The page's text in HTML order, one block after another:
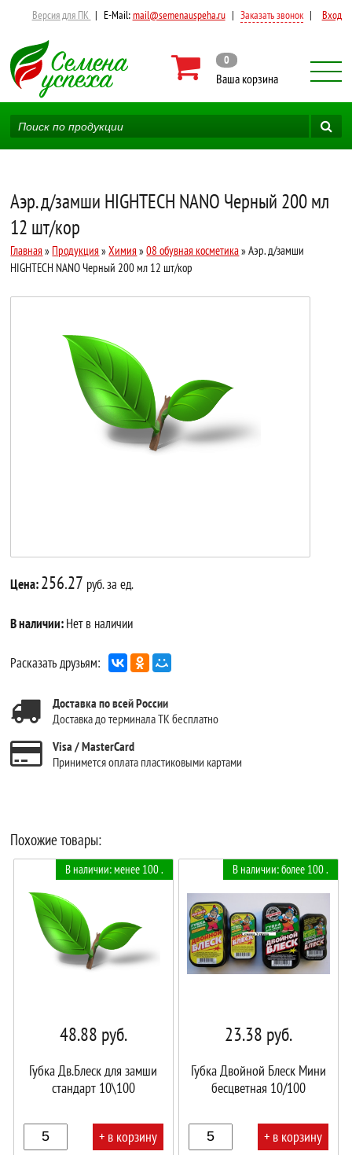
Версия для ПК | E-Mail:mail@semenauspeha.ru | Заказать звонок | Вход
0
Ваша корзина
Аэр. д/замши HIGHTECH NANO Черный 200 мл
12 шт/кор
Главная » Продукция »Химия »08 обувная косметика» Аэр. д/замши
HIGHTECH NANO Черный 200 мл 12 шт/кор
Цена:256.27 руб. за ед.
В наличии:Нет в наличии
Расказать друзьям:
Доставка по всей России
Доставка до терминала ТК бесплатно
Visa / MasterCard
Принимется оплата пластиковыми картами
Похожие товары:
В наличии: менее 100 .
48.88 руб.
Губка Дв.Блеск для замши
стандарт 10\100
+ в корзину
В наличии: более 100 .
23.38 руб.
Губка Двойной Блеск Мини
бесцветная 10/100
+ в корзину